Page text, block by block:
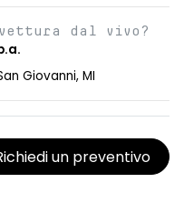
dal vivo?
Giovanni, MI
un preventivo